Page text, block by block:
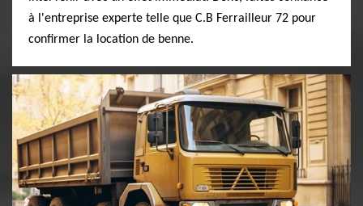
à l'entreprise experte telle que C.B Ferrailleur 72 pour
confirmer la location de benne.